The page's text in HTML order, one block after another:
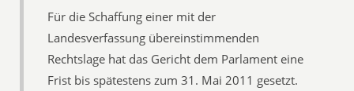
Für die Schaffung einer mit der
Landesverfassung übereinstimmenden
Rechtslage hat das Gericht dem Parlament eine
Frist bis spätestens zum 31. Mai 2011 gesetzt.